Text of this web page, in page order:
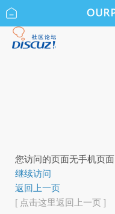
您访问的页面无手机页
继续访问
返回上一页
[ 点击这里返回上一页 ]